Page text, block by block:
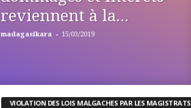
reviennent à la...
madagasikara - 15/03/2019
VIOLATION DES LOIS MALGACHES PAR LES MAGISTRATS